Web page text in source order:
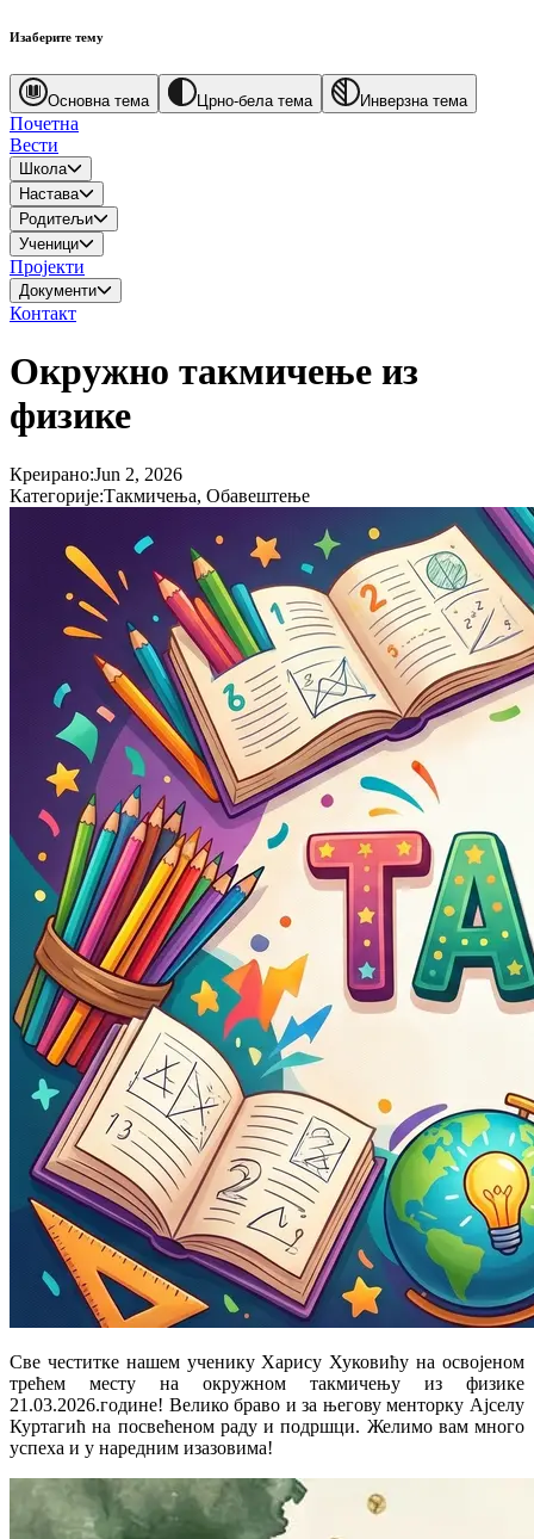
Изаберите тему
Основна тема Црно-бела тема Инверзна тема
Почетна
Вести
Школа
Настава
Родитељи
Ученици
Пројекти
Документи
Контакт
Окружно такмичење из
физике
Креирано:Jun 2, 2026
Категорије:Такмичења, Обавештење
Све честитке нашем ученику Харису Хуковићуна освојеном
трећем месту на окружном такмичењу из физике
21.03.2026.године! Велико браво и за његову менторку Ајселу
Куртагићна посвећеном раду и подршци. Желимо вам много
успеха и у наредним изазовима!